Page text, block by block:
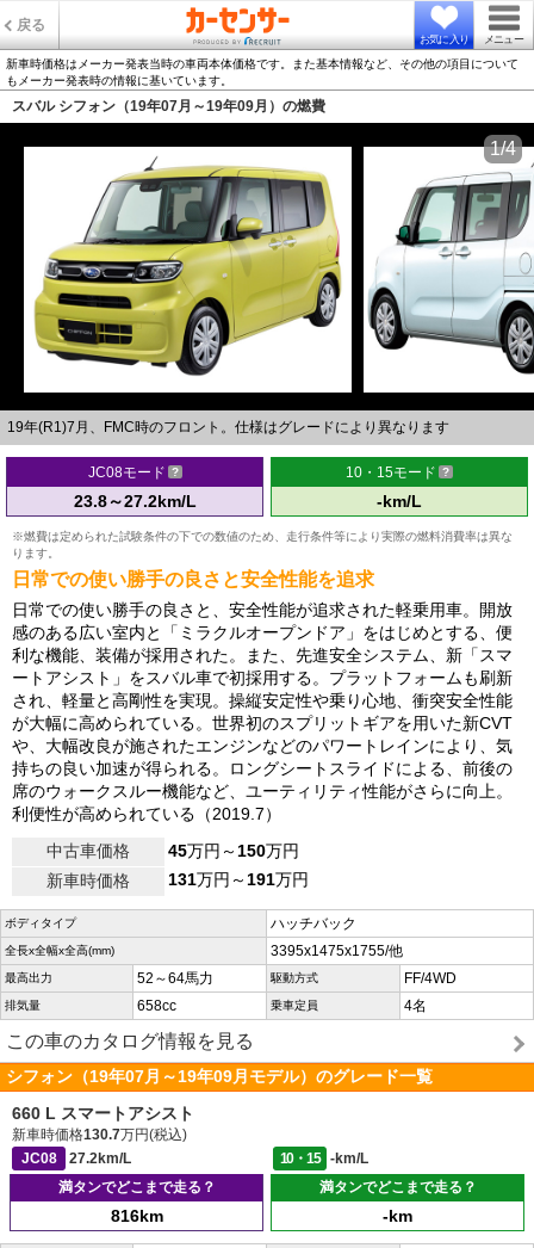
戻る
お気に入り メニュー
新車時価格はメーカー発表当時の車両本体価格です。また基本情報など、その他の項目について
もメーカー発表時の情報に基いています。
スバル シフォン（19年07月～19年09月）の燃費
19年(R1)7月、FMC時のフロント。仕様はグレードにより異なります
1/4
JC08モード
23.8～27.2km/L
10・15モード
-km/L
※燃費は定められた試験条件の下での数値のため、走行条件等により実際の燃料消費率は異な
ります。
日常での使い勝手の良さと安全性能を追求
日常での使い勝手の良さと、安全性能が追求された軽乗用車。開放
感のある広い室内と「ミラクルオープンドア」をはじめとする、便
利な機能、装備が採用された。また、先進安全システム、新「スマ
ートアシスト」をスバル車で初採用する。プラットフォームも刷新
され、軽量と高剛性を実現。操縦安定性や乗り心地、衝突安全性能
が大幅に高められている。世界初のスプリットギアを用いた新CVT
や、大幅改良が施されたエンジンなどのパワートレインにより、気
持ちの良い加速が得られる。ロングシートスライドによる、前後の
席のウォークスルー機能など、ユーティリティ性能がさらに向上。
利便性が高められている（2019.7）
中古車価格
45万円～150万円
新車時価格
131万円～191万円
ボディタイプ ハッチバック
全長x全幅x全高(mm) 3395x1475x1755/他
最高出力 52～64馬力 駆動方式 FF/4WD
排気量 658cc 乗車定員 4名
この車のカタログ情報を見る
シフォン（19年07月～19年09月モデル）のグレード一覧
660 L スマートアシスト
新車時価格130.7万円(税込)
JC08
27.2km/L 10・15
-km/L
満タンでどこまで走る？
816km
満タンでどこまで走る？
-km